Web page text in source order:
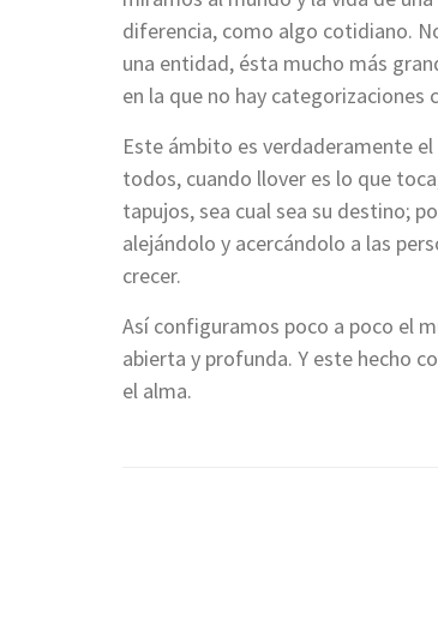
diferencia, como algo cotidiano.
una entidad, ésta mucho más
en la que no hay categorizaciones
Este ámbito es verdaderamente
todos, cuando llover es lo que
tapujos, sea cual sea su destino;
alejándolo y acercándolo a las
crecer.
Así configuramos poco a poco el
abierta y profunda. Y este hecho
el alma.